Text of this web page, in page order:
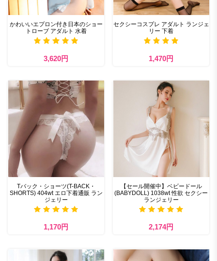
かわいいエプロン付き日本のショー
トローブ アダルト 水着
3,620円
セクシーコスプレ アダルト ランジェ
リー 下着
1,470円
Tバック・ショーツ(T-BACK・
SHORTS) 404wt エロ下着通販 ラン
ジェリー
1,170円
【セール開催中】ベビードール
(BABYDOLL) 1038wt 性欲 セクシー
ランジェリー
2,174円